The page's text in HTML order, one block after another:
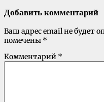
Добавить комментарий
Ваш адрес email не будет
помечены *
Комментарий *